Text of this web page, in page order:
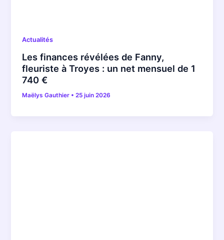
Actualités
Les finances révélées de Fanny,
fleuriste à Troyes : un net mensuel de 1
740 €
Maëlys Gauthier •25 juin 2026